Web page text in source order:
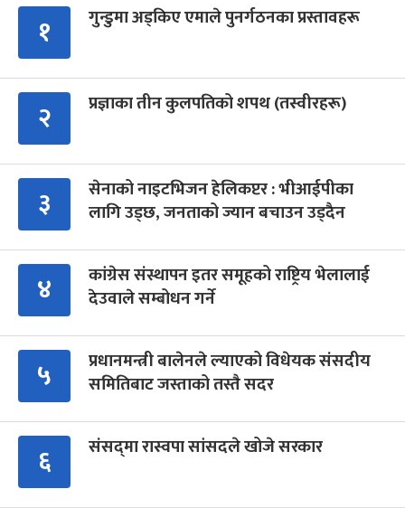
१ गुन्डुमा अड्किए एमाले पुनर्गठनका प्रस्तावहरू
२ प्रज्ञाका तीन कुलपतिको शपथ (तस्वीरहरू)
३
सेनाको नाइटभिजन हेलिकप्टर : भीआईपीका
लागि उड्छ, जनताको ज्यान बचाउन उड्दैन
४
कांग्रेस संस्थापन इतर समूहको राष्ट्रिय भेलालाई
देउवाले सम्बोधन गर्ने
५
प्रधानमन्त्री बालेनले ल्याएको विधेयक संसदीय
समितिबाट जस्ताको तस्तै सदर
६ संसद्‍मा रास्वपा सांसदले खोजे सरकार